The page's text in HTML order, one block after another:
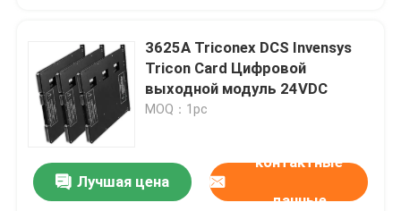
Модули ПЛК ABB
Модуль Бентли Невада
Модуль ГЭ
3625A Triconex DCS Invensys
Tricon Card Цифровой
выходной модуль 24VDC
MOQ：1pc
Лучшая цена
контактные
данные